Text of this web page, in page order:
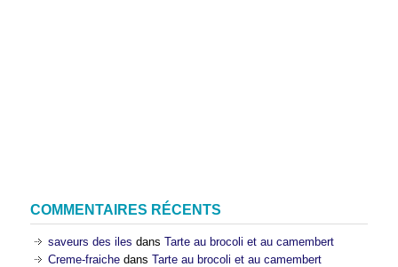
COMMENTAIRES RÉCENTS
saveurs des iles dans Tarte au brocoli et au camembert
Creme-fraiche dans Tarte au brocoli et au camembert